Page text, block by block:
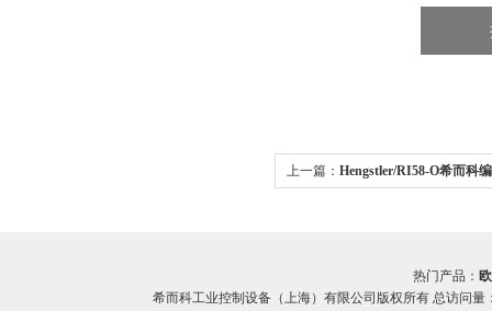
上一篇： Hengstler/RI58-O希而科
热门产品：
希而科工业控制设备（上海）有限公司版权所有 总访问量